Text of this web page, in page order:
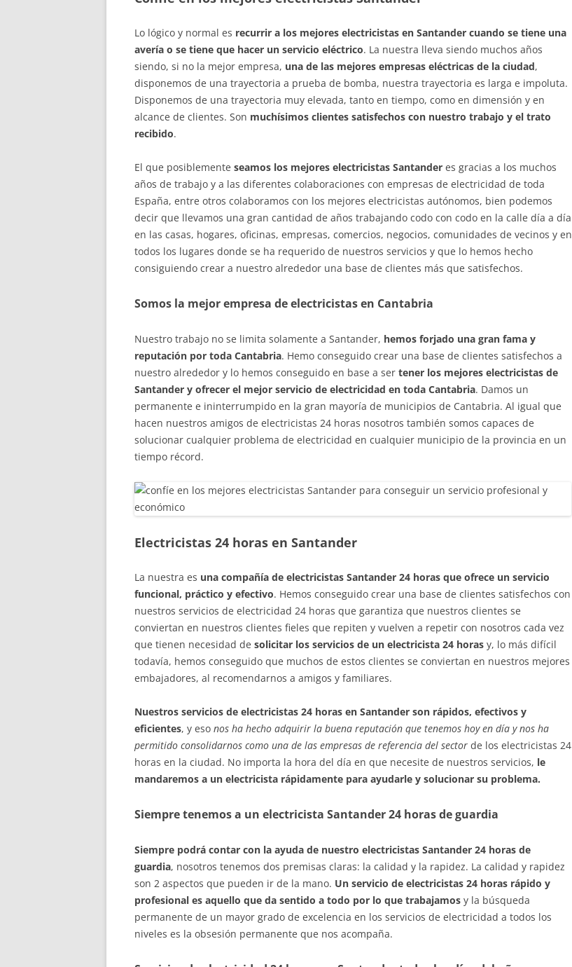
Lo lógico y normal es recurrir a los mejores electricistas en Santander cuando se tiene una
avería o se tiene que hacer un servicio eléctrico. La nuestra lleva siendo muchos años
siendo, si no la mejor empresa, una de las mejores empresas eléctricas de la ciudad,
disponemos de una trayectoria a prueba de bomba, nuestra trayectoria es larga e impoluta.
Disponemos de una trayectoria muy elevada, tanto en tiempo, como en dimensión y en
alcance de clientes. Son muchísimos clientes satisfechos con nuestro trabajo y el trato
recibido.
El que posiblemente seamos los mejores electricistas Santander es gracias a los muchos
años de trabajo y a las diferentes colaboraciones con empresas de electricidad de toda
España, entre otros colaboramos con los mejores electricistas autónomos, bien podemos
decir que llevamos una gran cantidad de años trabajando codo con codo en la calle día a día
en las casas, hogares, oficinas, empresas, comercios, negocios, comunidades de vecinos y en
todos los lugares donde se ha requerido de nuestros servicios y que lo hemos hecho
consiguiendo crear a nuestro alrededor una base de clientes más que satisfechos.
Somos la mejor empresa de electricistas en Cantabria
Nuestro trabajo no se limita solamente a Santander, hemos forjado una gran fama y
reputación por toda Cantabria. Hemo conseguido crear una base de clientes satisfechos a
nuestro alrededor y lo hemos conseguido en base a ser tener los mejores electricistas de
Santander y ofrecer el mejor servicio de electricidad en toda Cantabria. Damos un
permanente e ininterrumpido en la gran mayoría de municipios de Cantabria. Al igual que
hacen nuestros amigos de electricistas 24 horas nosotros también somos capaces de
solucionar cualquier problema de electricidad en cualquier municipio de la provincia en un
tiempo récord.
Electricistas 24 horas en Santander
La nuestra es una compañía de electricistas Santander 24 horas que ofrece un servicio
funcional, práctico y efectivo. Hemos conseguido crear una base de clientes satisfechos con
nuestros servicios de electricidad 24 horas que garantiza que nuestros clientes se
conviertan en nuestros clientes fieles que repiten y vuelven a repetir con nosotros cada vez
que tienen necesidad de solicitar los servicios de un electricista 24 horas y, lo más difícil
todavía, hemos conseguido que muchos de estos clientes se conviertan en nuestros mejores
embajadores, al recomendarnos a amigos y familiares.
Nuestros servicios de electricistas 24 horas en Santander son rápidos, efectivos y
eficientes, y eso nos ha hecho adquirir la buena reputación que tenemos hoy en día y nos ha
permitido consolidarnos como una de las empresas de referencia del sector de los electricistas 24
horas en la ciudad. No importa la hora del día en que necesite de nuestros servicios, le
mandaremos a un electricista rápidamente para ayudarle y solucionar su problema.
Siempre tenemos a un electricista Santander 24 horas de guardia
Siempre podrá contar con la ayuda de nuestro electricistas Santander 24 horas de
guardia, nosotros tenemos dos premisas claras: la calidad y la rapidez. La calidad y rapidez
son 2 aspectos que pueden ir de la mano. Un servicio de electricistas 24 horas rápido y
profesional es aquello que da sentido a todo por lo que trabajamos y la búsqueda
permanente de un mayor grado de excelencia en los servicios de electricidad a todos los
niveles es la obsesión permanente que nos acompaña.